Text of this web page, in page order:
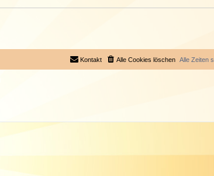
Alle Zeiten
Alle Cookies löschen
Kontakt